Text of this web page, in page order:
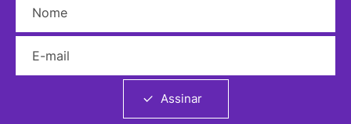
Assinar